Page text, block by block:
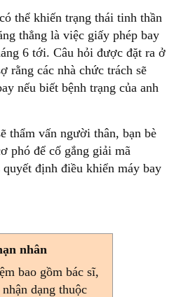
thể khiến trạng thái tinh thần
thẳng là việc giấy phép bay
6 tới. Câu hỏi được đặt ra ở
rằng các nhà chức trách sẽ
nếu biết bệnh trạng của anh
thẩm vấn người thân, bạn bè
phó để cố gắng giải mã
định điều khiển máy bay
nhân
bao gồm bác sĩ,
dạng thuộc